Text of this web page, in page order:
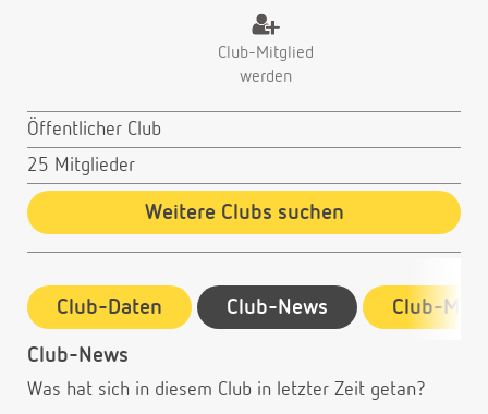
Club-Mitglied
werden
Öffentlicher Club
25 Mitglieder
Weitere Clubs suchen
Club-Daten Club-News Club-
Club-News
Was hat sich in diesem Club in letzter Zeit getan?